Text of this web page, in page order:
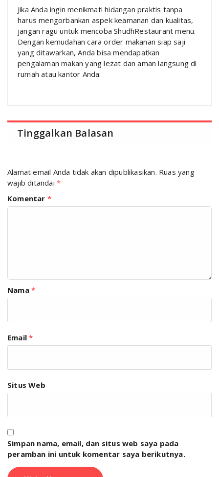
Jika Anda ingin menikmati hidangan praktis tanpa
harus mengorbankan aspek keamanan dan kualitas,
jangan ragu untuk mencoba ShudhRestaurant menu.
Dengan kemudahan cara order makanan siap saji
yang ditawarkan, Anda bisa mendapatkan
pengalaman makan yang lezat dan aman langsung di
rumah atau kantor Anda.
Tinggalkan Balasan
Alamat email Anda tidak akan dipublikasikan. Ruas yang
wajib ditandai *
Komentar *
Nama *
Email*
Situs Web
Simpan nama, email, dan situs web saya pada
peramban ini untuk komentar saya berikutnya.